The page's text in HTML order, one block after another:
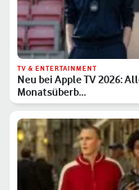
TV & ENTERTAINMENT
Neu bei Apple TV 2026:
Monatsüberb…